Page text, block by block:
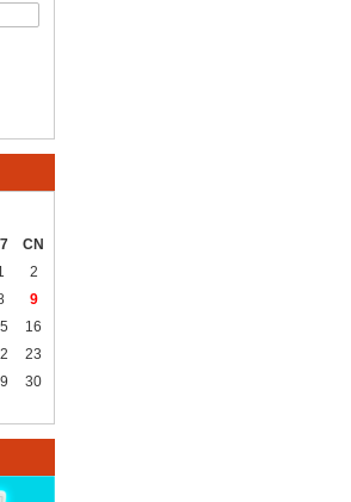
CN
2
9
16
23
30